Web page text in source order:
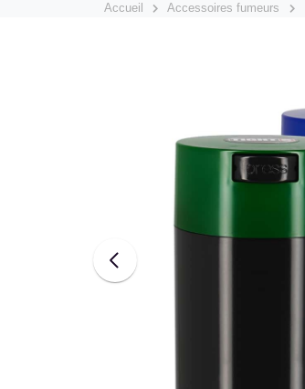
Accueil Accessoires fumeurs